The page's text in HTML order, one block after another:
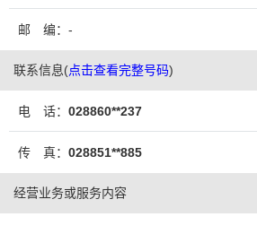
邮 编：-
联系信息(点击查看完整号码)
电 话： 028860**237
传 真： 028851**885
经营业务或服务内容